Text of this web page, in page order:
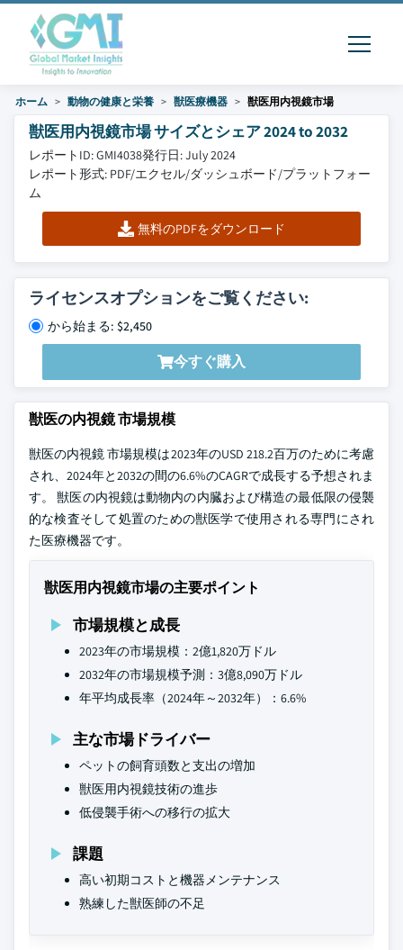
ホーム 動物の健康と栄養 獣医療機器 獣医用内視鏡市場
獣医用内視鏡市場 サイズとシェア 2024 to 2032
レポートID: GMI4038発行日: July 2024
レポート形式: PDF/エクセル/ダッシュボード/プラットフォー
ム
無料のPDFをダウンロード
ライセンスオプションをご覧ください:
から始まる: $2,450
今すぐ購入
獣医の内視鏡 市場規模
獣医の内視鏡 市場規模は2023年のUSD 218.2百万のために考慮
され、2024年と2032の間の6.6%のCAGRで成長する予想されま
す。 獣医の内視鏡は動物内の内臓および構造の最低限の侵襲
的な検査そして処置のための獣医学で使用される専門にされ
た医療機器です。
獣医用内視鏡市場の主要ポイント
市場規模と成長
2023年の市場規模：2億1,820万ドル
2032年の市場規模予測：3億8,090万ドル
年平均成長率（2024年～2032年）：6.6%
主な市場ドライバー
ペットの飼育頭数と支出の増加
獣医用内視鏡技術の進歩
低侵襲手術への移行の拡大
課題
高い初期コストと機器メンテナンス
熟練した獣医師の不足